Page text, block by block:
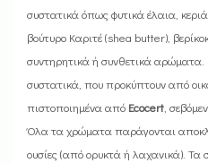
συστατικά όπως φυτικά έλαια,
βούτυρο Καριτέ (shea butter),
συντηρητικά ή συνθετικά αρώματα.
συστατικά, που προκύπτουν από
πιστοποιημένα από Ecocert ,
Όλα τα χρώματα παράγονται
ουσίες (από ορυκτά ή λαχανικά). Τα